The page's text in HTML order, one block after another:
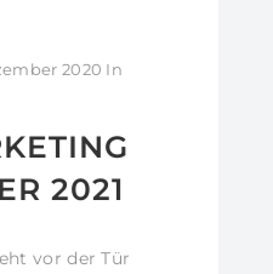
2020 In
2021
vor der Tür